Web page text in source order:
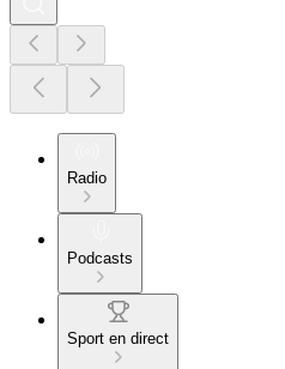
Radio
Podcasts
Sport en direct